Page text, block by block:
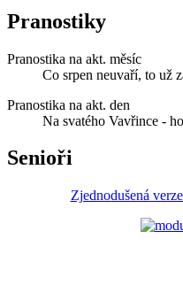
Pranostiky
Pranostika na akt. měsíc
Co srpen neuvaří, to už
Pranostika na akt. den
Na svatého Vavřince -
Senioři
Zjednodušená